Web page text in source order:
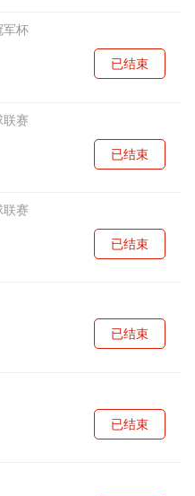
军杯
已结束
联赛
已结束
联赛
已结束
已结束
已结束